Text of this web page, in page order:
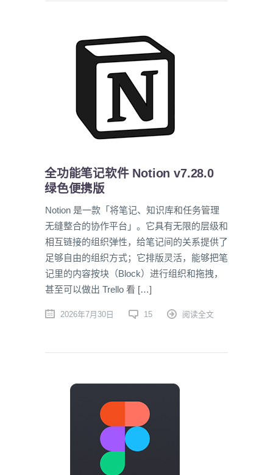
全功能笔记软件 Notion v7.28.0
绿色便携版
Notion 是一款「将笔记、知识库和任务管理
无缝整合的协作平台」。它具有无限的层级和
相互链接的组织弹性，给笔记间的关系提供了
足够自由的组织方式；它排版灵活，能够把笔
记里的内容按块（Block）进行组织和拖拽，
甚至可以做出 Trello 看 […]
2026年7月30日 15 阅读全文